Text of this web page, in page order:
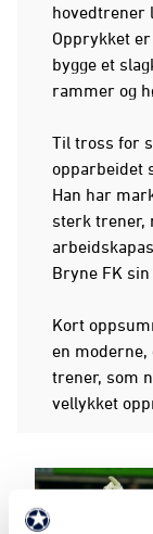
hovedtrener
Opprykket
bygge et
rammer og
Til tross for
opparbeidet
Han har
sterk trener,
Bryne FK
Kort
en
trener, som
vellykket